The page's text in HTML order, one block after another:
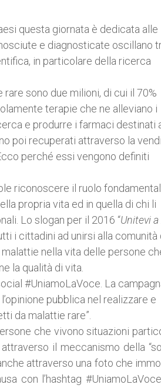
questa giornata è dedicata alle
e diagnosticate oscillano
in particolare della ricerca
sono due milioni, di cui il 70%
terapie che ne alleviano i
e produrre i farmaci destinati
poi recuperati attraverso la
perché essi vengono definiti
riconoscere il ruolo
propria vita ed in quella di chi li
Lo slogan per il 2016 “Unitevi
i cittadini ad unirsi alla comunità
nella vita delle persone
la qualità di vita.
#UniamoLaVoce. La
pubblica nel realizzare e
da malattie rare”.
che vivono situazioni
il meccanismo della
attraverso una foto che
con l’hashtag